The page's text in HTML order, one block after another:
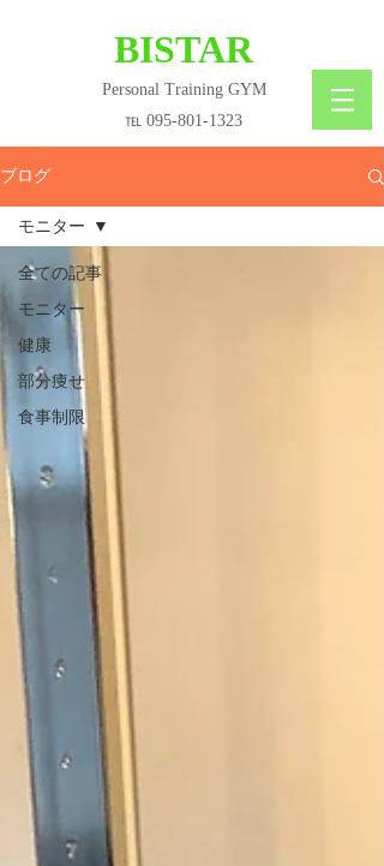
​BISTAR
Personal Training GYM
℡ 095-801-1323
ブログ
全ての記事
モニター
健康
部分痩せ
食事制限
モニター